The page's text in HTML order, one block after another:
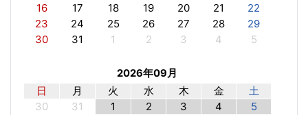
16
17 18 19 20 21
22
23
24 25 26 27 28
29
30
31 1 2 3 4 5
2026年09月
日 月 火 水 木 金
土
30
31 1 2 3 4
5